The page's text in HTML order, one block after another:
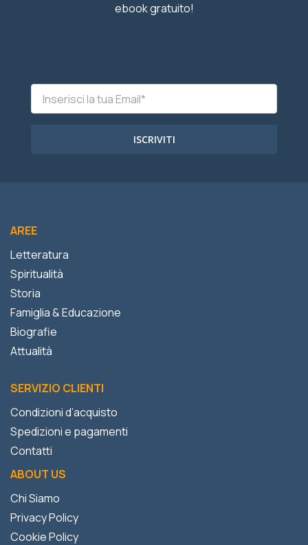
ebook gratuito!
ISCRIVITI
AREE
Letteratura
Spiritualità
Storia
Famiglia & Educazione
Biografie
Attualità
SERVIZIO CLIENTI
Condizioni d’acquisto
Spedizioni e pagamenti
Contatti
ABOUT US
Chi Siamo
Privacy Policy
Cookie Policy